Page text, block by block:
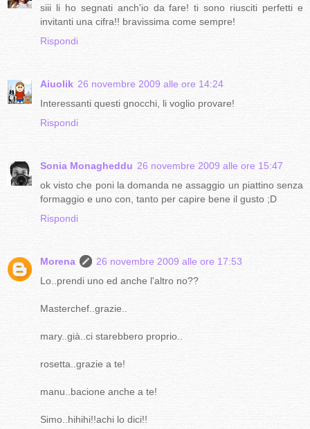
siii li ho segnati anch'io da fare! ti sono riusciti perfetti e
invitanti una cifra!! bravissima come sempre!
Rispondi
Aiuolik 26 novembre 2009 alle ore 14:24
Interessanti questi gnocchi, li voglio provare!
Rispondi
Sonia Monagheddu 26 novembre 2009 alle ore 15:47
ok visto che poni la domanda ne assaggio un piattino senza
formaggio e uno con, tanto per capire bene il gusto ;D
Rispondi
Morena
26 novembre 2009 alle ore 17:53
Lo..prendi uno ed anche l'altro no??
Masterchef..grazie..
mary..già..ci starebbero proprio..
rosetta..grazie a te!
manu..bacione anche a te!
Simo..hihihi!!achi lo dici!!